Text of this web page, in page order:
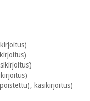
käsikirjoitus)